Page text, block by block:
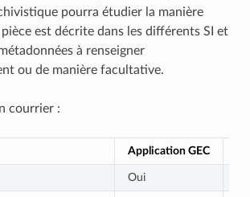
pourra étudier la manière
est décrite dans les différents SI et
à renseigner
ou de manière facultative.
courrier :
Application GEC
Oui